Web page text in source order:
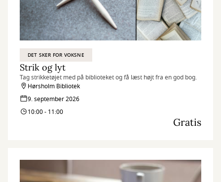
DET SKER FOR VOKSNE
Strik og lyt
Tag strikketøjet med på biblioteket og få læst højt fra en god bog.
Hørsholm Bibliotek
9. september 2026
10:00 - 11:00
Gratis